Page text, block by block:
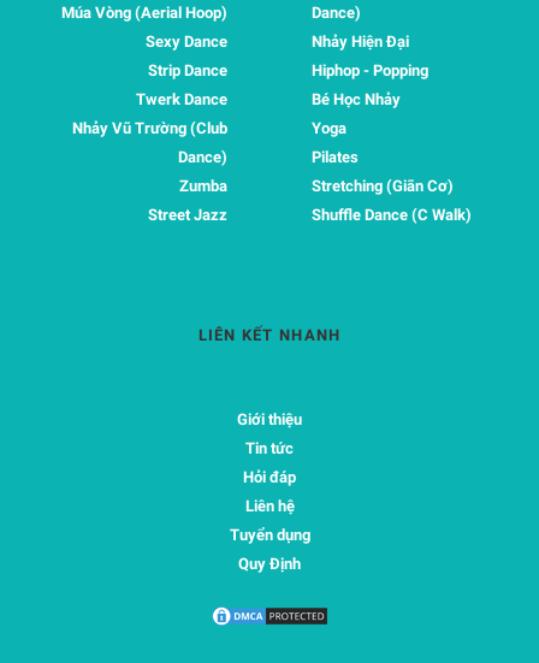
Múa Vòng (Aerial Hoop)
Sexy Dance
Strip Dance
Twerk Dance
Nhảy Vũ Trường (Club
Dance)
Zumba
Street Jazz
Dance)
Nhảy Hiện Đại
Hiphop - Popping
Bé Học Nhảy
Yoga
Pilates
Stretching (Giãn Cơ)
Shuffle Dance (C Walk)
LIÊN KẾT NHANH
Giới thiệu
Tin tức
Hỏi đáp
Liên hệ
Tuyển dụng
Quy Định